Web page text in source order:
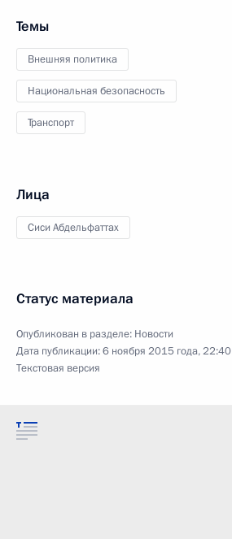
Темы
Внешняя политика
Национальная безопасность
Транспорт
Лица
Сиси Абдельфаттах
Статус материала
Опубликован в разделе: Новости
Дата публикации:6 ноября 2015 года, 22:40
Текстовая версия